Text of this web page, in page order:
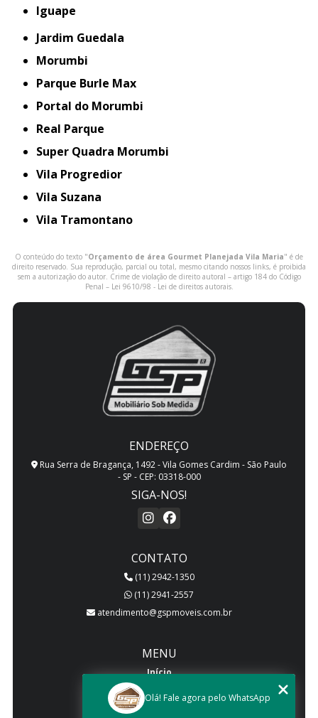
iguape
Jardim Guedala
Morumbi
Parque Burle Max
Portal do Morumbi
Real Parque
Super Quadra Morumbi
Vila Progredior
Vila Suzana
Vila Tramontano
O conteúdo do texto "Orçamento de área Gourmet Planejada Vila Maria" é de
direito reservado. Sua reprodução, parcial ou total, mesmo citando nossos links, é proibida
sem a autorização do autor. Crime de violação de direito autoral – artigo 184 do Código
Penal – Lei 9610/98 - Lei de direitos autorais.
ENDEREÇO
Rua Serra de Bragança, 1492 - Vila Gomes Cardim - São Paulo
- SP - CEP: 03318-000
SIGA-NOS!
CONTATO
(11) 2942-1350
(11) 2941-2557
atendimento@gspmoveis.com.br
MENU
Início
Quem somos
Olá! Fale agora pelo WhatsApp